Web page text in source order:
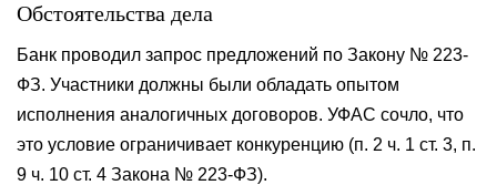
Обстоятельства дела
Банк проводил запрос предложений по Закону № 223-
ФЗ. Участники должны были обладать опытом
исполнения аналогичных договоров. УФАС сочло, что
это условие ограничивает конкуренцию (п. 2 ч. 1 ст. 3, п.
9 ч. 10 ст. 4 Закона № 223-ФЗ).